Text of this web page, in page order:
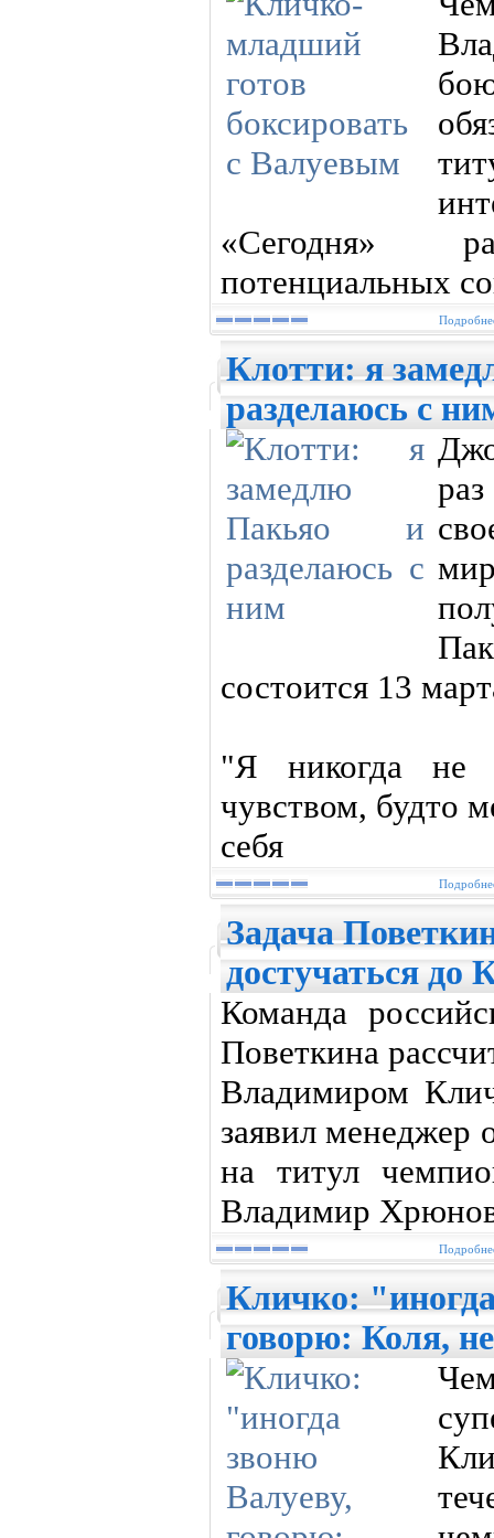
«Сегодня»
потенциальных
Клотти: я
разделаюсь с
состоится 13
"Я никогда не
чувством, будто
себя
Задача
достучаться до
Команда
Поветкина
Владимиром
заявил менеджер
на титул
Владимир
Кличко:
говорю: Коля,